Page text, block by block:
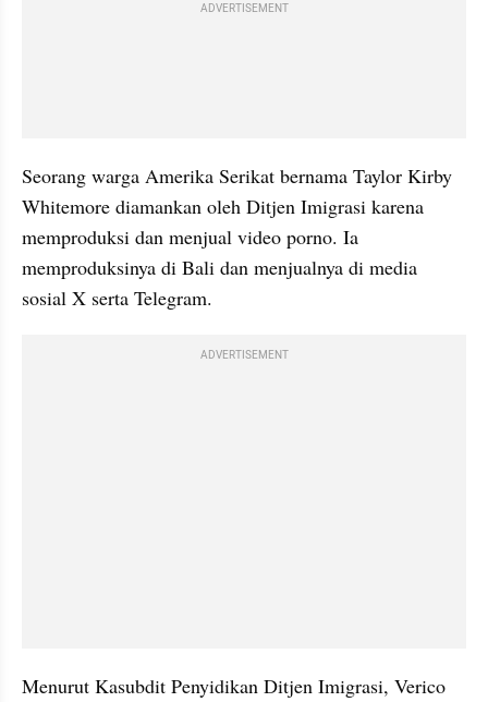
ADVERTISEMENT
Seorang warga Amerika Serikat bernama Taylor Kirby
Whitemore diamankan oleh Ditjen Imigrasi karena
memproduksi dan menjual video porno. Ia
memproduksinya di Bali dan menjualnya di media
sosial X serta Telegram.
ADVERTISEMENT
Menurut Kasubdit Penyidikan Ditjen Imigrasi, Verico